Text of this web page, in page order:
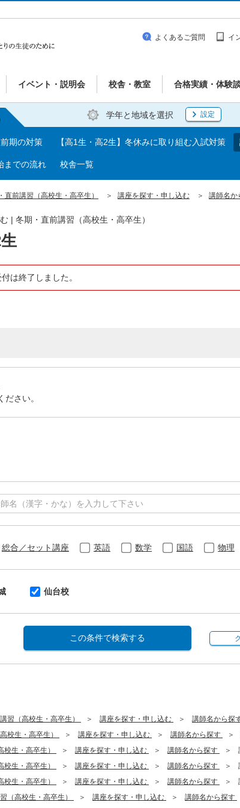
イベント・説明会 校舎・教室 合格実績・体験
よくあるご質問 イ
学年と地域を選択 設定
期の対策 【高1生・高2生】冬休みに取り組む入試対策
までの流れ 校舎一覧
直前講習（高校生・高卒生） 講座を探す・申し込む 講師名か
| 冬期・直前講習（高校生・高卒生）
は終了しました。
さい。
総合／セット講座 英語 数学 国語 物理
仙台校
この条件で検索する
習（高校生・高卒生） 講座を探す・申し込む 講師名から探
校生・高卒生） 講座を探す・申し込む 講師名から探す
生・高卒生） 講座を探す・申し込む 講師名から探す
生・高卒生） 講座を探す・申し込む 講師名から探す
生・高卒生） 講座を探す・申し込む 講師名から探す
（高校生・高卒生） 講座を探す・申し込む 講師名から探す